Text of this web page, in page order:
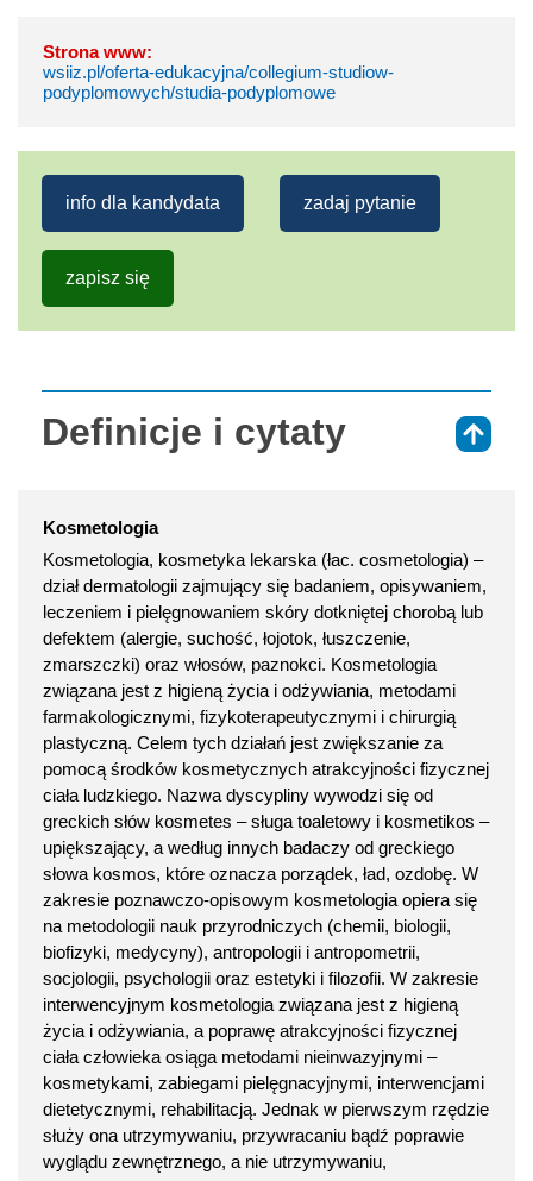
Strona www:
wsiiz.pl/oferta-edukacyjna/collegium-studiow-
podyplomowych/studia-podyplomowe
info dla kandydata zadaj pytanie
zapisz się
Definicje i cytaty
Kosmetologia
Kosmetologia, kosmetyka lekarska (łac. cosmetologia) –
dział dermatologii zajmujący się badaniem, opisywaniem,
leczeniem i pielęgnowaniem skóry dotkniętej chorobą lub
defektem (alergie, suchość, łojotok, łuszczenie,
zmarszczki) oraz włosów, paznokci. Kosmetologia
związana jest z higieną życia i odżywiania, metodami
farmakologicznymi, fizykoterapeutycznymi i chirurgią
plastyczną. Celem tych działań jest zwiększanie za
pomocą środków kosmetycznych atrakcyjności fizycznej
ciała ludzkiego. Nazwa dyscypliny wywodzi się od
greckich słów kosmetes – sługa toaletowy i kosmetikos –
upiększający, a według innych badaczy od greckiego
słowa kosmos, które oznacza porządek, ład, ozdobę. W
zakresie poznawczo-opisowym kosmetologia opiera się
na metodologii nauk przyrodniczych (chemii, biologii,
biofizyki, medycyny), antropologii i antropometrii,
socjologii, psychologii oraz estetyki i filozofii. W zakresie
interwencyjnym kosmetologia związana jest z higieną
życia i odżywiania, a poprawę atrakcyjności fizycznej
ciała człowieka osiąga metodami nieinwazyjnymi –
kosmetykami, zabiegami pielęgnacyjnymi, interwencjami
dietetycznymi, rehabilitacją. Jednak w pierwszym rzędzie
służy ona utrzymywaniu, przywracaniu bądź poprawie
wyglądu zewnętrznego, a nie utrzymywaniu,